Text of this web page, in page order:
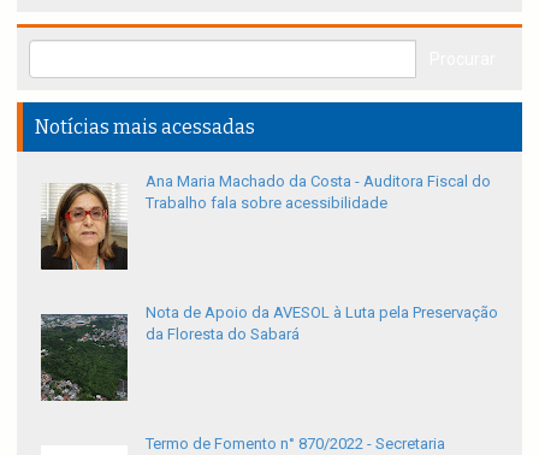
Notícias mais acessadas
Ana Maria Machado da Costa - Auditora Fiscal do
Trabalho fala sobre acessibilidade
Nota de Apoio da AVESOL à Luta pela Preservação
da Floresta do Sabará
Termo de Fomento n° 870/2022 - Secretaria